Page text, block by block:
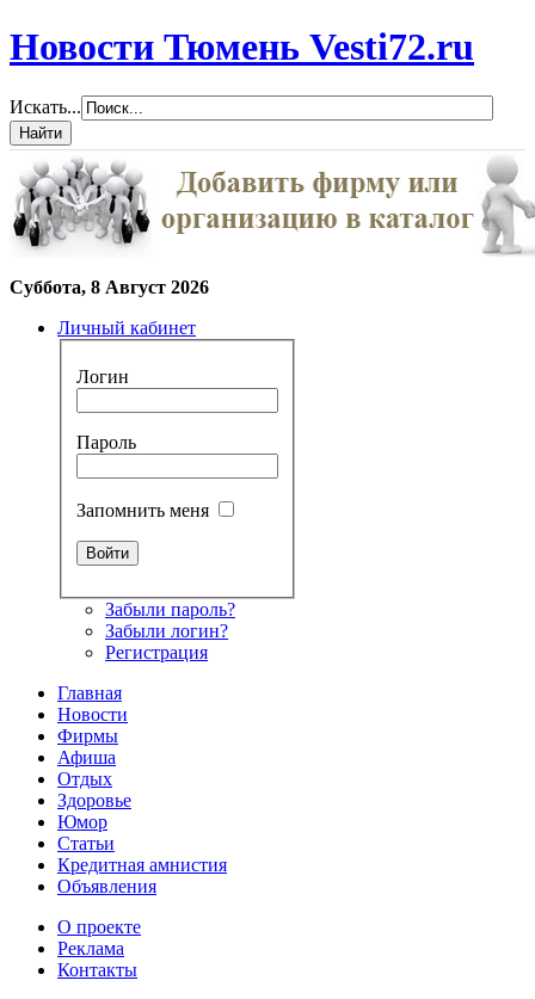
Новости Тюмень Vesti72.ru
Искать...
Суббота, 8 Август 2026
Личный кабинет
Логин
Пароль
Запомнить меня
Забыли пароль?
Забыли логин?
Регистрация
Главная
Новости
Фирмы
Афиша
Отдых
Здоровье
Юмор
Статьи
Кредитная амнистия
Объявления
О проекте
Реклама
Контакты